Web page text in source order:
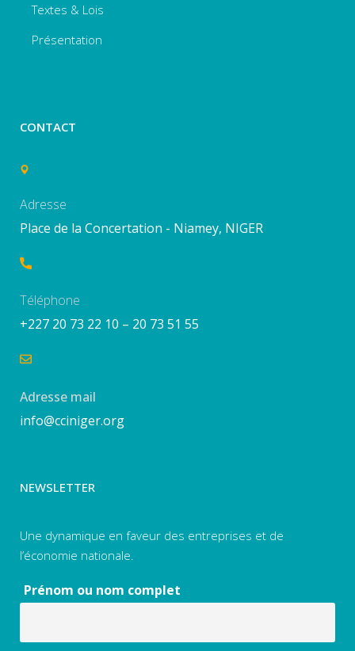
Textes & Lois
Présentation
CONTACT
Adresse
Place de la Concertation - Niamey, NIGER
Téléphone
+227 20 73 22 10 – 20 73 51 55
Adresse mail
info@cciniger.org
NEWSLETTER
Une dynamique en faveur des entreprises et de
l’économie nationale.
Prénom ou nom complet